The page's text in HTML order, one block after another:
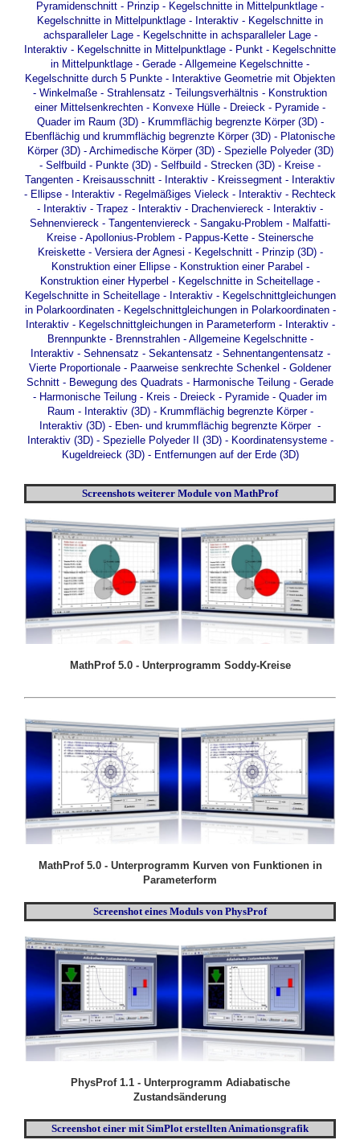
Pyramidenschnitt - Prinzip - Kegelschnitte in Mittelpunktlage -
Kegelschnitte in Mittelpunktlage - Interaktiv - Kegelschnitte in
achsparalleler Lage- Kegelschnitte in achsparalleler Lage -
Interaktiv - Kegelschnitte in Mittelpunktlage - Punkt - Kegelschnitte
in Mittelpunktlage - Gerade - Allgemeine Kegelschnitte -
Kegelschnitte durch 5 Punkte - Interaktive Geometrie mit Objekten
- Winkelmaße - Strahlensatz - Teilungsverhältnis - Konstruktion
einer Mittelsenkrechten - Konvexe Hülle - Dreieck - Pyramide -
Quader im Raum (3D)- Krummflächig begrenzte Körper (3D)-
Ebenflächig und krummflächig begrenzte Körper (3D) - Platonische
Körper (3D)- Archimedische Körper (3D)- Spezielle Polyeder (3D)
- Selfbuild - Punkte (3D) - Selfbuild - Strecken (3D) - Kreise -
Tangenten - Kreisausschnitt - Interaktiv - Kreissegment - Interaktiv
- Ellipse - Interaktiv - Regelmäßiges Vieleck - Interaktiv - Rechteck
- Interaktiv - Trapez - Interaktiv - Drachenviereck - Interaktiv -
Sehnenviereck - Tangentenviereck - Sangaku-Problem - Malfatti-
Kreise - Apollonius-Problem - Pappus-Kette - Steinersche
Kreiskette- Versiera der Agnesi - Kegelschnitt - Prinzip (3D)-
Konstruktion einer Ellipse- Konstruktion einer Parabel -
Konstruktion einer Hyperbel - Kegelschnitte in Scheitellage -
Kegelschnitte in Scheitellage - Interaktiv- Kegelschnittgleichungen
in Polarkoordinaten- Kegelschnittgleichungen in Polarkoordinaten -
Interaktiv- Kegelschnittgleichungen in Parameterform - Interaktiv-
Brennpunkte - Brennstrahlen- Allgemeine Kegelschnitte -
Interaktiv- Sehnensatz - Sekantensatz - Sehnentangentensatz -
Vierte Proportionale - Paarweise senkrechte Schenkel - Goldener
Schnitt - Bewegung des Quadrats - Harmonische Teilung - Gerade
- Harmonische Teilung - Kreis - Dreieck - Pyramide - Quader im
Raum - Interaktiv (3D)- Krummflächig begrenzte Körper -
Interaktiv (3D) - Eben- und krummflächig begrenzte Körper -
Interaktiv (3D) - Spezielle Polyeder II (3D)- Koordinatensysteme -
Kugeldreieck (3D)- Entfernungen auf der Erde (3D)
Screenshots weiterer Module von MathProf
MathProf 5.0 - Unterprogramm Soddy-Kreise
MathProf 5.0 - Unterprogramm Kurven von Funktionen in
Parameterform
Screenshot eines Moduls von PhysProf
PhysProf 1.1 - Unterprogramm Adiabatische
Zustandsänderung
Screenshot einer mit SimPlot erstellten Animationsgrafik